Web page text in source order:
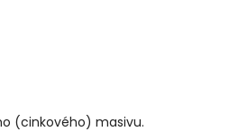
(cinkového) masivu.